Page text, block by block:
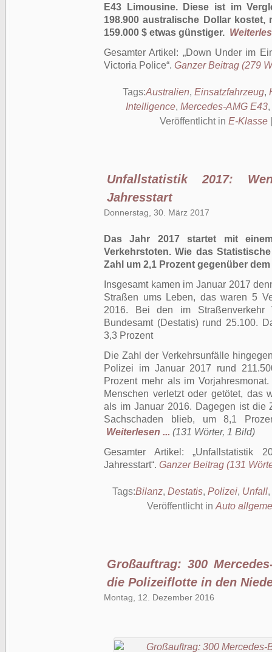
E43 Limousine. Diese ist im
198.900 australische Dollar
159.000 $ etwas günstiger.
Gesamter Artikel:
Down Under im
Victoria Police . Ganzer Beitrag (279
Tags:Australien, Einsatzfahrzeug,
Intelligence, Mercedes-AMG E43,
Veröffentlicht in E-Klasse
Unfallstatistik 2017:
Jahresstart
Donnerstag, 30. März 2017
Das Jahr 2017 startet mit
Verkehrstoten. Wie das
Zahl um 2,1 Prozent gegenüber dem
Insgesamt kamen im Januar 2017
Straßen ums Leben, das waren 5
2016. Bei den im Straßenverkehr
Bundesamt (Destatis) rund 25.100.
3,3 Prozent
Die Zahl der Verkehrsunfälle
Polizei im Januar 2017 rund
Prozent mehr als im
Menschen verletzt oder getötet, das
als im Januar 2016. Dagegen ist die
Sachschaden blieb, um 8,1
Weiterlesen ... (131 Wörter, 1 Bild)
Gesamter Artikel: Unfallstatistik
Jahresstart . Ganzer Beitrag (131
Tags:Bilanz, Destatis, Polizei, Unfall,
Veröffentlicht in Auto
Großauftrag: 300
die Polizeiflotte in den
Montag, 12. Dezember 2016